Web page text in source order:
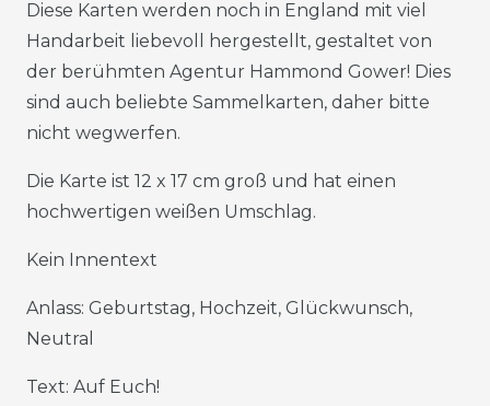
Diese Karten werden noch in England mit viel
Handarbeit liebevoll hergestellt, gestaltet von
der berühmten Agentur Hammond Gower! Dies
sind auch beliebte Sammelkarten, daher bitte
nicht wegwerfen.
Die Karte ist 12 x 17 cm groß und hat einen
hochwertigen weißen Umschlag.
Kein Innentext
Anlass: Geburtstag, Hochzeit, Glückwunsch,
Neutral
Text: Auf Euch!